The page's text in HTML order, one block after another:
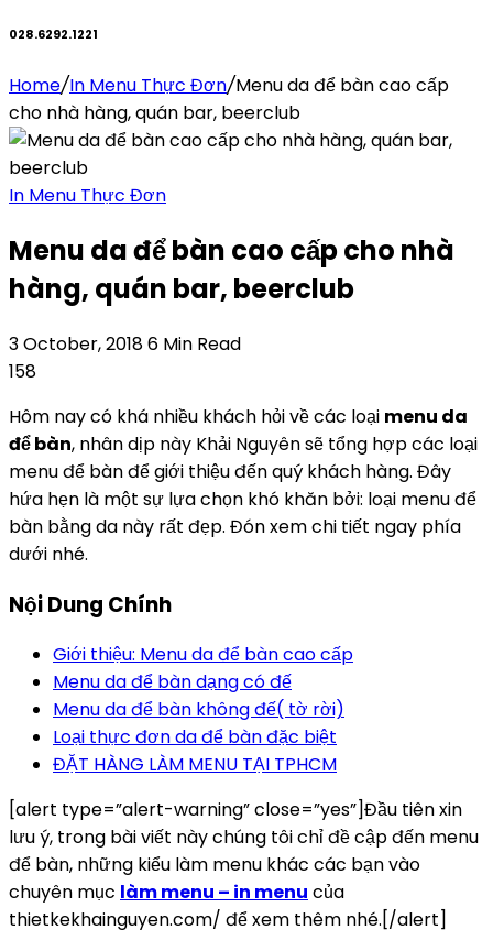
028.6292.1221
Home/In Menu Thực Đơn/Menu da để bàn cao cấp
cho nhà hàng, quán bar, beerclub
In Menu Thực Đơn
Menu da để bàn cao cấp cho nhà
hàng, quán bar, beerclub
3 October, 20186 Min Read
158
Hôm nay có khá nhiều khách hỏi về các loại menu da
để bàn, nhân dịp này Khải Nguyên sẽ tổng hợp các loại
menu để bàn để giới thiệu đến quý khách hàng. Đây
hứa hẹn là một sự lựa chọn khó khăn bởi: loại menu để
bàn bằng da này rất đẹp. Đón xem chi tiết ngay phía
dưới nhé.
Nội Dung Chính
Giới thiệu: Menu da để bàn cao cấp
Menu da để bàn dạng có đế
Menu da để bàn không đế( tờ rời)
Loại thực đơn da để bàn đặc biệt
ĐẶT HÀNG LÀM MENU TẠI TPHCM
[alert type=”alert-warning” close=”yes”]Đầu tiên xin
lưu ý, trong bài viết này chúng tôi chỉ đề cập đến menu
để bàn, những kiểu làm menu khác các bạn vào
chuyên mục làm menu – in menu của
thietkekhainguyen.com/ để xem thêm nhé.[/alert]